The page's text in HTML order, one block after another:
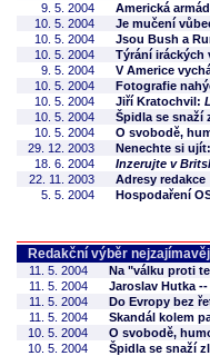
9. 5. 2004
Americká
10. 5. 2004
Je mučení
10. 5. 2004
Jsou Bush a
10. 5. 2004
Týrání iráckých
9. 5. 2004
V Americe
10. 5. 2004
Fotografie
10. 5. 2004
Jiří Kratochvil:
10. 5. 2004
Špidla se snaží
10. 5. 2004
O svobodě,
29. 12. 2003
Nenechte si
18. 6. 2004
Inzerujte v
22. 11. 2003
Adresy redakce
5. 5. 2004
Hospodaření
Redakční výběr
11. 5. 2004
Na "válku proti
11. 5. 2004
Jaroslav Hutka
11. 5. 2004
Do Evropy bez
11. 5. 2004
Skandál kolem
10. 5. 2004
O svobodě,
10. 5. 2004
Špidla se snaží